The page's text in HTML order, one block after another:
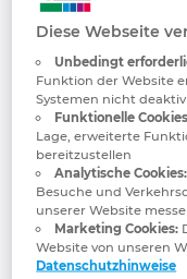
OMRON
the Innovative-
generates
issues with
changes in
as well as
China
China Taiwan
Dänemark
Deutschland
Finnland
Diese Webseite
Unbedingt
Funktion der Website
Systemen nicht
Funktionelle
Lage, erweiterte
bereitzustellen
Analytische Cookies:
Besuche und
unserer Website
Marketing Cookies:
Website von unseren
Datenschutzhinweise